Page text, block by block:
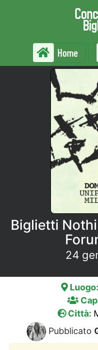
Home
Biglietti
24
Luogo:
Città:
Pubblicato